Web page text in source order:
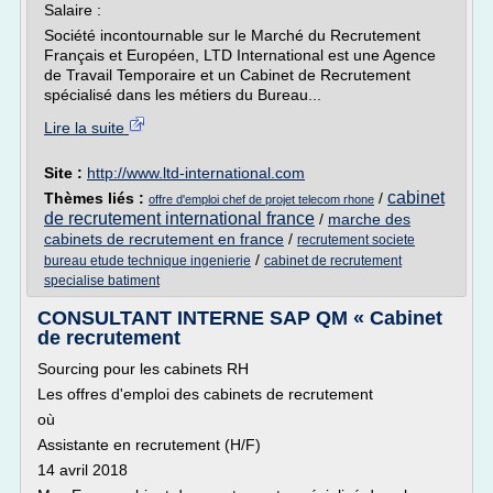
Salaire :
Société incontournable sur le Marché du Recrutement
Français et Européen, LTD International est une Agence
de Travail Temporaire et un Cabinet de Recrutement
spécialisé dans les métiers du Bureau...
Lire la suite
Site : http://www.ltd-international.com
Thèmes liés : offre d'emploi chef de projet telecom rhone / cabinet
de recrutement international france / marche des
cabinets de recrutement en france / recrutement societe
bureau etude technique ingenierie / cabinet de recrutement
specialise batiment
CONSULTANT INTERNE SAP QM « Cabinet
de recrutement
Sourcing pour les cabinets RH
Les offres d'emploi des cabinets de recrutement
où
Assistante en recrutement (H/F)
14 avril 2018